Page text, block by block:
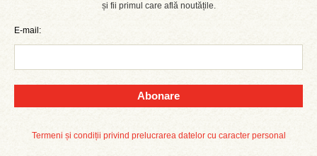
și fii primul care află noutățile.
E-mail:
Abonare
Termeni și condiții privind prelucrarea datelor cu caracter personal